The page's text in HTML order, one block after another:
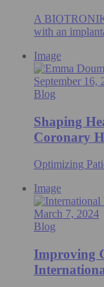
A BIOTRONIK
with an
Image
September 16,
Blog
Shaping
Coronary
Optimizing
Image
March 7, 2024
Blog
Improving